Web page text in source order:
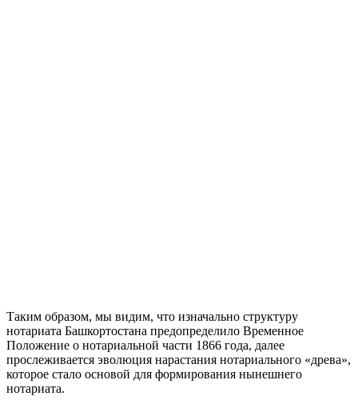
Таким образом, мы видим, что изначально структуру
нотариата Башкортостана предопределило Временное
Положение о нотариальной части 1866 года, далее
прослеживается эволюция нарастания нотариального «древа»,
которое стало основой для формирования нынешнего
нотариата.